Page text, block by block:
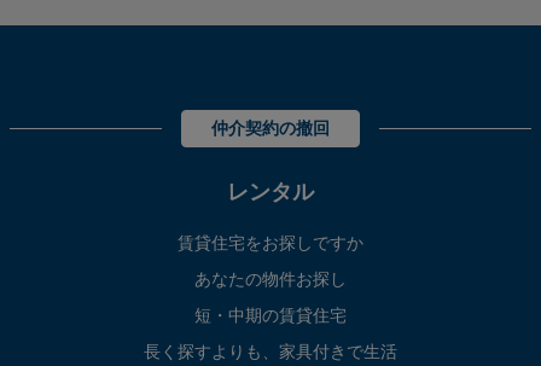
仲介契約の撤回
レンタル
賃貸住宅をお探しですか
あなたの物件お探し
短・中期の賃貸住宅
長く探すよりも、家具付きで生活